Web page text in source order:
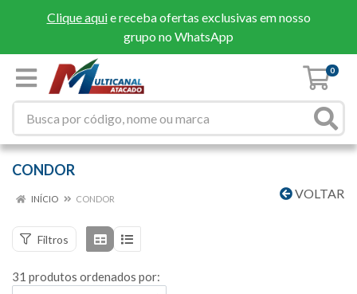
Clique aquie receba ofertas exclusivas em nosso
grupo no WhatsApp
0
CONDOR
VOLTAR
INÍCIO CONDOR
Filtros
31 produtos ordenados por: